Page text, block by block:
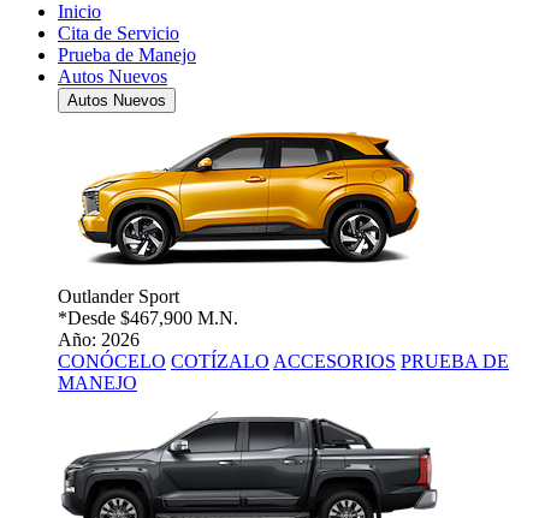
Inicio
Cita de Servicio
Prueba de Manejo
Autos Nuevos
Autos Nuevos
Outlander Sport
*Desde $467,900 M.N.
Año: 2026
CONÓCELO COTÍZALO ACCESORIOS PRUEBA DE
MANEJO